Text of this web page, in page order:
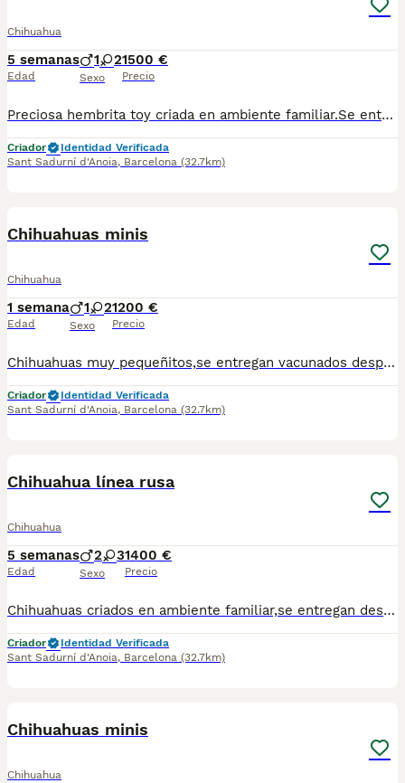
Chihuahua
5 semanas
Edad
1 2
Sexo
1500 €
Precio
Preciosa hembrita toy criada en ambiente familiar.Se entrega vacunada desparasitada y con chip.Para más información llamar o escribir al 682908382
Criador
Identidad Verificada
Sant Sadurní d'Anoia, Barcelona (32.7km)
Chihuahuas minis
Chihuahua
1 semana
Edad
1 2
Sexo
1200 €
Precio
Chihuahuas muy pequeñitos,se entregan vacunados desparasitados y con el chip.Para más información escribir o llamar al 682908382
Criador
Identidad Verificada
Sant Sadurní d'Anoia, Barcelona (32.7km)
Chihuahua línea rusa
Chihuahua
5 semanas
Edad
2 3
Sexo
1400 €
Precio
Chihuahuas criados en ambiente familiar,se entregan desparasitados y vacunados.Para mas información escribir o llamar al 682908382
Criador
Identidad Verificada
Sant Sadurní d'Anoia, Barcelona (32.7km)
Chihuahuas minis
Chihuahua